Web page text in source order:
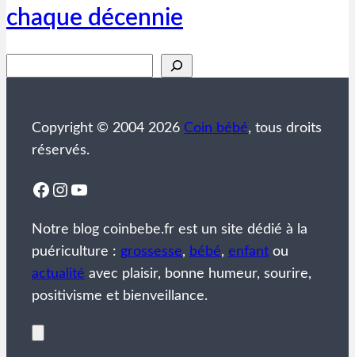
chaque décennie
Copyright © 2004 2026 Coin bébé, tous droits
réservés.
Facebook
Instagram
YouTube
Notre blog coinbebe.fr est un site dédié à la
puériculture : grossesse, bébé, enfant ou
actualité avec plaisir, bonne humeur, sourire,
positivisme et bienveillance.